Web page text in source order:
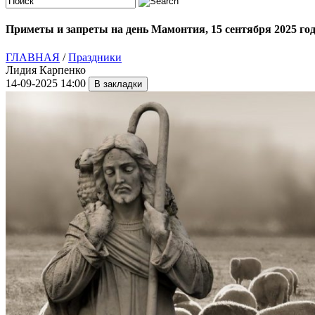
Приметы и запреты на день Мамонтия, 15 сентября 2025
ГЛАВНАЯ /Праздники
Лидия Карпенко
14-09-2025 14:00